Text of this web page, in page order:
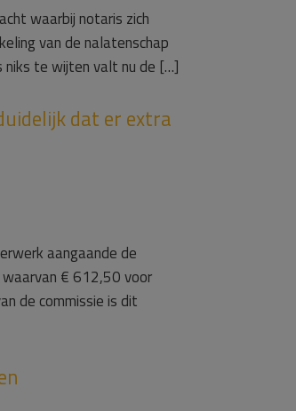
waarbij notaris zich
van de nalatenschap
te wijten valt nu de […]
dat er extra
aangaande de
€ 612,50 voor
de commissie is dit